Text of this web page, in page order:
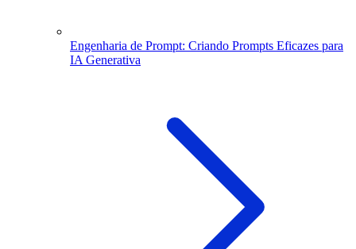
Engenharia de Prompt: Criando Prompts Eficazes para
IA Generativa